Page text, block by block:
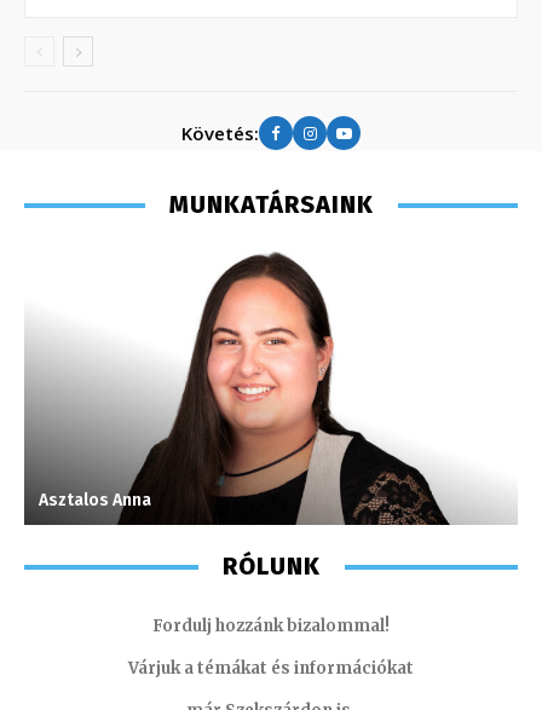
Követés:
MUNKATÁRSAINK
Asztalos Anna
RÓLUNK
Fordulj hozzánk bizalommal!
Várjuk a témákat és információkat